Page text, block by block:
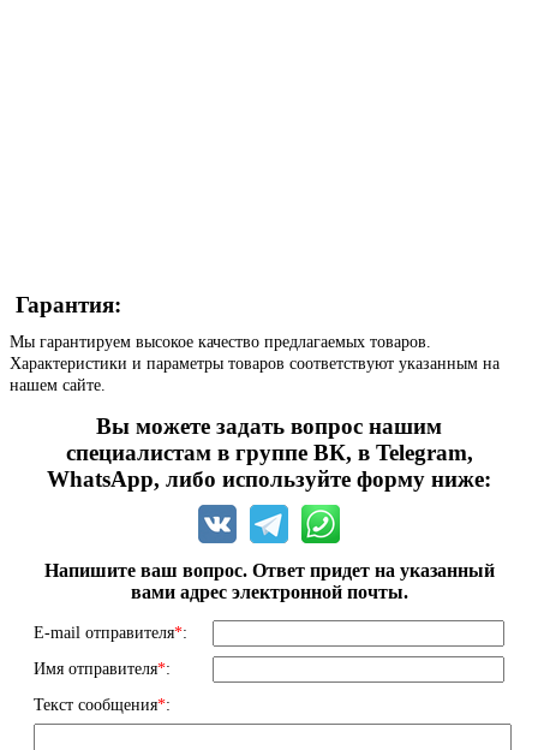
Гарантия:
Мы гарантируем высокое качество предлагаемых товаров.
Характеристики и параметры товаров соответствуют указанным на
нашем сайте.
Вы можете задать вопрос нашим
специалистам в группе ВК, в Telegram,
WhatsApp, либо используйте форму ниже:
Напишите ваш вопрос. Ответ придет на указанный
вами адрес электронной почты.
E-mail отправителя*:
Имя отправителя*:
Текст сообщения*: